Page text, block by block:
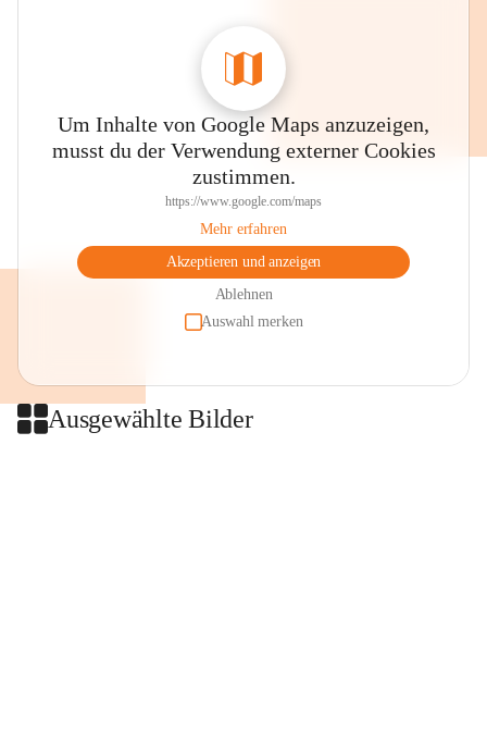
Um Inhalte von Google Maps anzuzeigen,
musst du der Verwendung externer Cookies
zustimmen.
https://www.google.com/maps
Mehr erfahren
Akzeptieren und anzeigen
Ablehnen
Auswahl merken
Ausgewählte Bilder